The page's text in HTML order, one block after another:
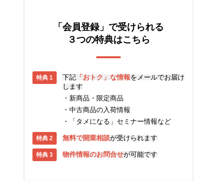
「会員登録」で受けられる
３つの特典はこちら
下記 「おトク」な情報をメールでお届け
します
新商品・限定商品
中古商品の入荷情報
「タメになる」セミナー情報など
無料で開業相談が受けられます
物件情報のお問合せが可能です